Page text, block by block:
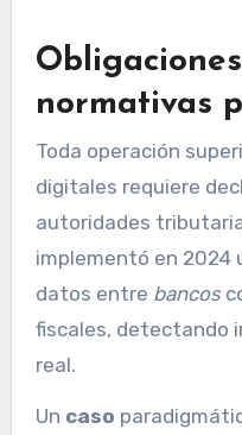
normativas
Toda operación
digitales requiere
autoridades
implementó en 2024
datos entre bancos
fiscales, detectando
real.
Un caso